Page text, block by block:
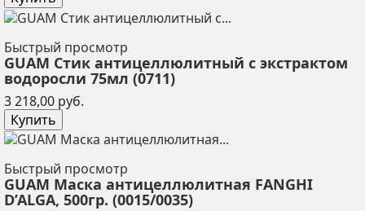
Быстрый просмотр
GUAM Стик антицеллюлитный с экстрактом
водоросли 75мл (0711)
3 218,00 руб.
Купить
Быстрый просмотр
GUAM Маска антицеллюлитная FANGHI
D’ALGA, 500гр. (0015/0035)